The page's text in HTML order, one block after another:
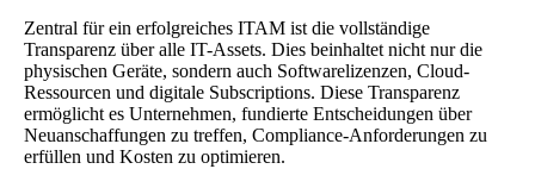
Zentral für ein erfolgreiches ITAM ist die vollständige
Transparenz über alle IT-Assets. Dies beinhaltet nicht nur die
physischen Geräte, sondern auch Softwarelizenzen, Cloud-
Ressourcen und digitale Subscriptions. Diese Transparenz
ermöglicht es Unternehmen, fundierte Entscheidungen über
Neuanschaffungen zu treffen, Compliance-Anforderungen zu
erfüllen und Kosten zu optimieren.